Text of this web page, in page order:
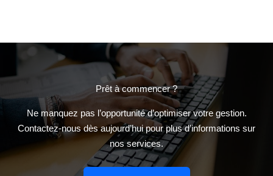
Prêt à commencer ?
Ne manquez pas l’opportunité d’optimiser votre gestion.
Contactez-nous dès aujourd’hui pour plus d’informations sur
nos services.